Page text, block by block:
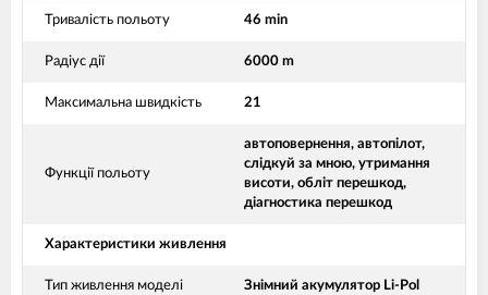
Тривалість польоту 46 min
Радіус дії 6000 m
Максимальна швидкість 21
Функції польоту
автоповернення, автопілот,
слідкуй за мною, утримання
висоти, обліт перешкод,
діагностика перешкод
Характеристики живлення
Тип живлення моделі Знімний акумулятор Li-Pol